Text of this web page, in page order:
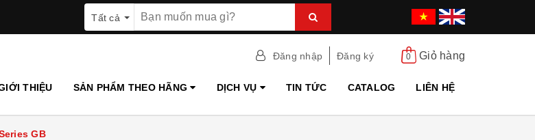
Tất cả
Đăng nhập Đăng ký 0 Giỏ hàng
THIỆU SẢN PHẨM THEO HÃNG DỊCH VỤ TIN TỨC CATALOG LIÊN HỆ
GB